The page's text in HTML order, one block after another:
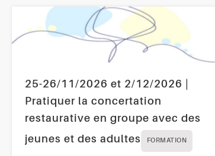
25-26/11/2026 et 2/12/2026 |
Pratiquer la concertation
restaurative en groupe avec des
jeunes et des adultes
FORMATION